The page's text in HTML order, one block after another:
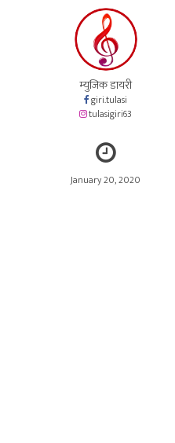
म्युजिक डायरी
giri.tulasi
tulasigiri63
January 20, 2020